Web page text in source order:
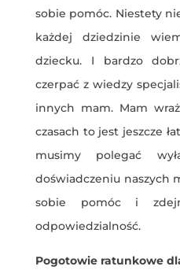
sobie pomóc. Niestety
każdej dziedzinie
dziecku. I bardzo
czerpać z wiedzy
innych mam. Mam
czasach to jest jeszcze
musimy polegać
doświadczeniu naszych
sobie pomóc i
odpowiedzialność.
Pogotowie ratunkowe